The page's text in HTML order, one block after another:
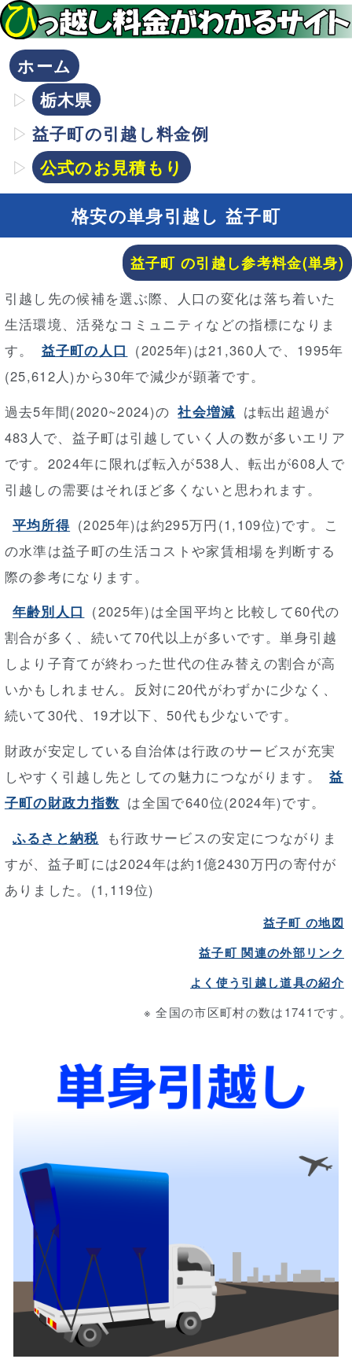
ホーム
栃木県
益子町の引越し料金例
公式のお見積もり
格安の単身引越し 益子町
益子町 の引越し参考料金(単身)
引越し先の候補を選ぶ際、人口の変化は落ち着いた
生活環境、活発なコミュニティなどの指標になりま
す。
益子町の人口 (2025年)は21,360人で、1995年
(25,612人)から30年で減少が顕著です。
過去5年間(2020~2024)の 社会増減 は転出超過が
483人で、益子町は引越していく人の数が多いエリア
です。2024年に限れば転入が538人、転出が608人で
引越しの需要はそれほど多くないと思われます。
平均所得 (2025年)は約295万円(1,109位)です。こ
の水準は益子町の生活コストや家賃相場を判断する
際の参考になります。
年齢別人口 (2025年)は全国平均と比較して60代の
割合が多く、続いて70代以上が多いです。単身引越
しより子育てが終わった世代の住み替えの割合が高
いかもしれません。反対に20代がわずかに少なく、
続いて30代、19才以下、50代も少ないです。
財政が安定している自治体は行政のサービスが充実
しやすく引越し先としての魅力につながります。
益
子町の財政力指数 は全国で640位(2024年)です。
ふるさと納税 も行政サービスの安定につながりま
すが、益子町には2024年は約1億2430万円の寄付が
ありました。(1,119位)
益子町 の地図
益子町 関連の外部リンク
よく使う引越し道具の紹介
※ 全国の市区町村の数は1741です。